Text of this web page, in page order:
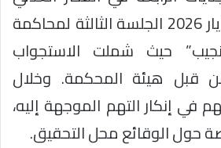
بدمشق اليوم 19 أيار 2026 الجلسة الثالثة لمحاكمة
حيث شملت الاستجواب
قبل هيئة المحكمة. وخلال
في إنكار التهم الموجهة إليه،
حول الوقائع محل التحقيق.